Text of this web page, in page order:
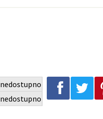
nedostupno
nedostupno
Podeli na Facebook-u Podeli na Twitter-u